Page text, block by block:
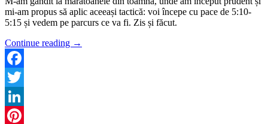
mi-am propus să aplic aceeași tactică: voi începe cu pace de 5:10-
5:15 și vedem pe parcurs ce va fi. Zis și făcut.
Continue reading →
Facebook
Twitter
LinkedIn